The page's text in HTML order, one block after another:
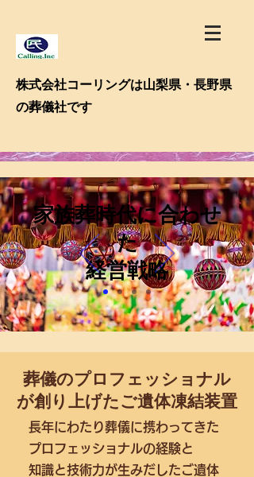
​株式会社コーリングは山梨県・長野県
の葬儀社です
​家族葬時代に合わせ
た
経営戦略
葬儀のプロフェッショナル
が創り上げたご遺体凍結装置
長年にわたり葬儀に携わってきた
プロフェッショナルの経験と
知識と技術力が生みだしたご遺体